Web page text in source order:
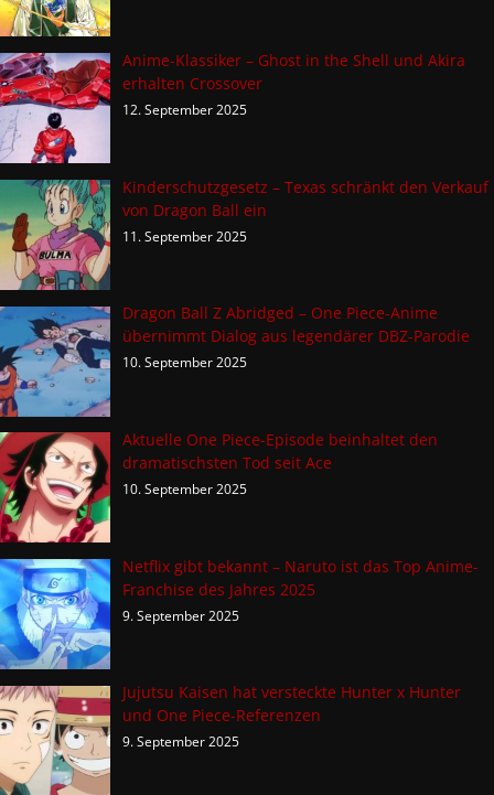
Anime-Klassiker – Ghost in the Shell und Akira
erhalten Crossover
12. September 2025
Kinderschutzgesetz – Texas schränkt den Verkauf
von Dragon Ball ein
11. September 2025
Dragon Ball Z Abridged – One Piece-Anime
übernimmt Dialog aus legendärer DBZ-Parodie
10. September 2025
Aktuelle One Piece-Episode beinhaltet den
dramatischsten Tod seit Ace
10. September 2025
Netflix gibt bekannt – Naruto ist das Top Anime-
Franchise des Jahres 2025
9. September 2025
Jujutsu Kaisen hat versteckte Hunter x Hunter
und One Piece-Referenzen
9. September 2025